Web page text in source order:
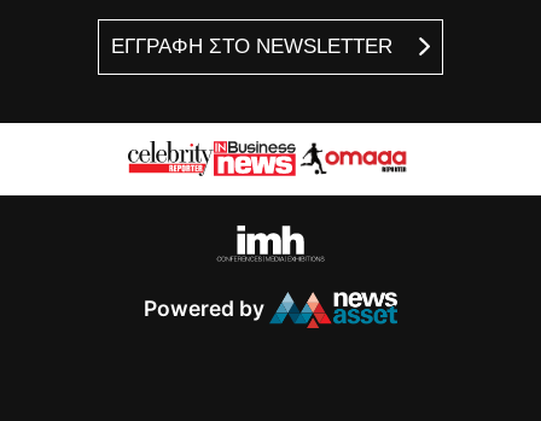
ΕΓΓΡΑΦΗ ΣΤΟ NEWSLETTER
Powered by